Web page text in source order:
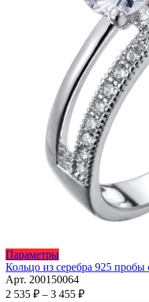
ПараметрыЭтот
товар
имеет
несколько
Кольцо из серебра 925
Арт. 200150064
2 535 ₽ – 3 455 ₽Диапазон